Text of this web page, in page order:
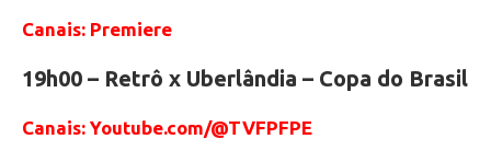
Canais: Premiere
19h00 – Retrô x Uberlândia – Copa do Brasil
Canais: Youtube.com/@TVFPFPE